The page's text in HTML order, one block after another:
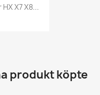
X7 X8...
produkt köpte